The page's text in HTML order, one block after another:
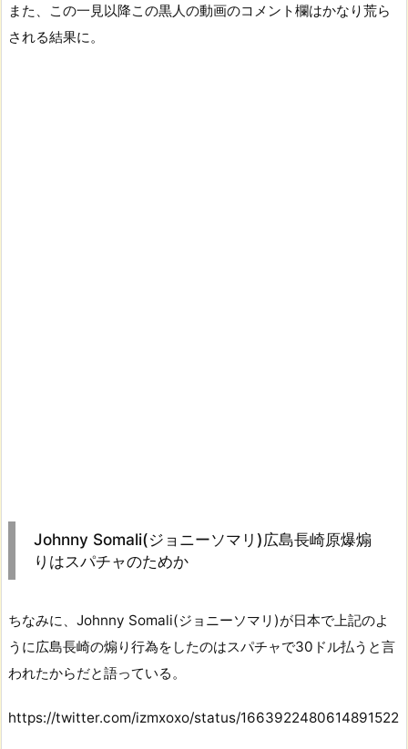
また、この一見以降この黒人の動画のコメント欄はかなり荒ら
される結果に。
Johnny Somali(ジョニーソマリ)広島長崎原爆煽
りはスパチャのためか
ちなみに、Johnny Somali(ジョニーソマリ)が日本で上記のよ
うに広島長崎の煽り行為をしたのはスパチャで30ドル払うと言
われたからだと語っている。
https://twitter.com/izmxoxo/status/1663922480614891522